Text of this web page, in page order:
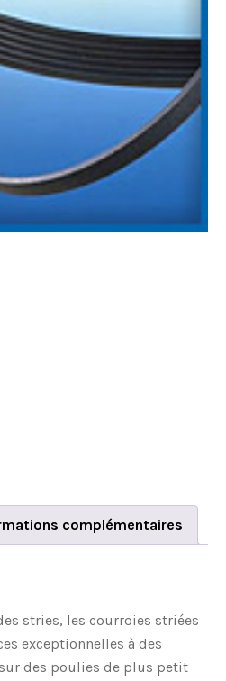
complémentaires
stries, les courroies striées
exceptionnelles à des
des poulies de plus petit